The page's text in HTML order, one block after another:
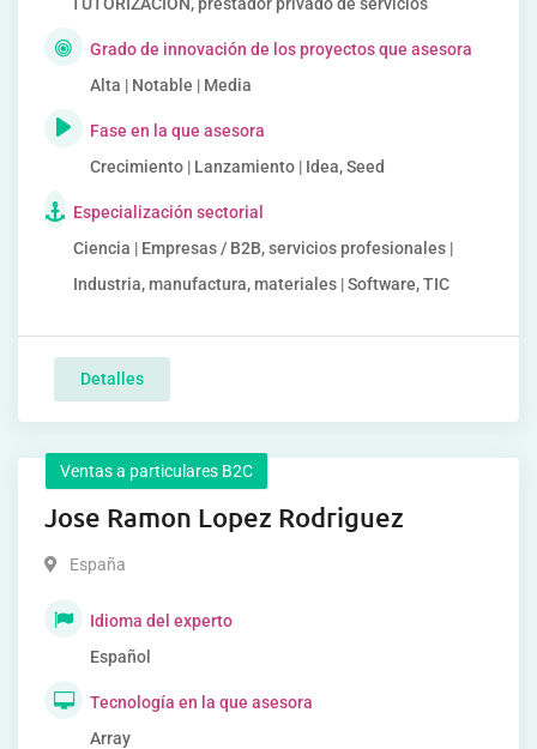
Grado de innovación de los proyectos que asesora
Alta | Notable | Media
Fase en la que asesora
Crecimiento | Lanzamiento | Idea, Seed
Especialización sectorial
Ciencia | Empresas / B2B, servicios profesionales |
Industria, manufactura, materiales | Software, TIC
Detalles
Ventas a particulares B2C
Jose Ramon Lopez Rodriguez
España
Idioma del experto
Español
Tecnología en la que asesora
Array